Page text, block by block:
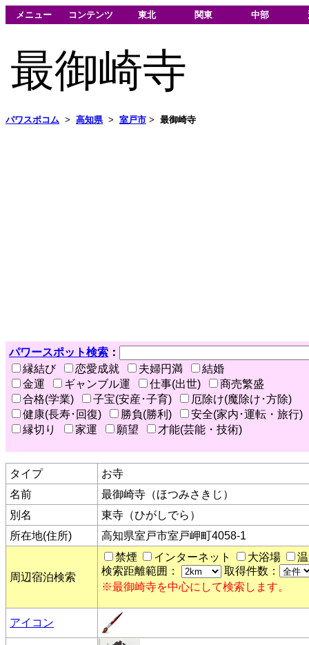
メニュー コンテンツ 東北 関東 中部
最御崎寺
パワスポコム > 高知県> 室戸市 > 最御崎寺
パワースポット検索 ：
縁結び
恋愛成就 夫婦円満
結婚
金運
ギャンブル運 仕事(出世)
商売繁盛
合格(学業)
子宝(安産･子育)
厄除け(魔除け･方除)
健康(長寿･回復)
勝負(勝利)
安全(家内･運転・旅行)
縁切り
家運 願望 才能(芸能・技術)
タイプ
お寺
名前
最御崎寺（ほつみさきじ）
別名
東寺（ひがしでら）
所在地(住所)
高知県室戸市室戸岬町4058-1
周辺宿泊検索
禁煙 インターネット 大浴場
検索距離範囲：
取得件数：
※最御崎寺を中心にして検索します。
アイコン